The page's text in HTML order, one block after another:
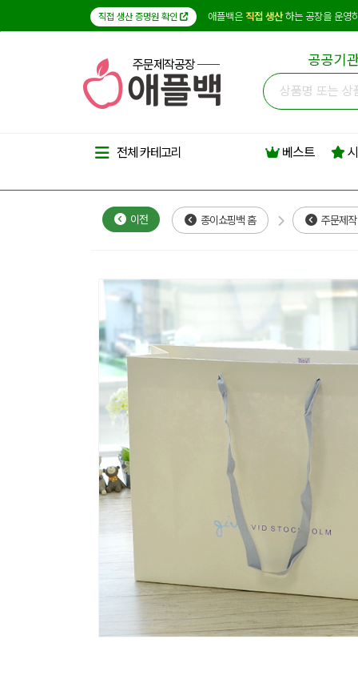
직접 생산 증명원 확인 애플백은 직접 생산하는 공장을 운영
주문제작공장 공공기
전체 카테고리 베스트
이전 종이쇼핑백 홈 주문제